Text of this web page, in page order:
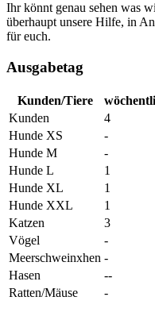
Ihr könnt genau sehen was
überhaupt unsere Hilfe, in
für euch.
Ausgabetag
Kunden/Tiere
Ratten/Mäuse -
Kunden 4
Hunde XS
-
Hunde M
-
Hunde L
1
Hunde XL
1
Hunde XXL
1
Katzen
3
Vögel
-
Meerschweinxhen -
Hasen
--